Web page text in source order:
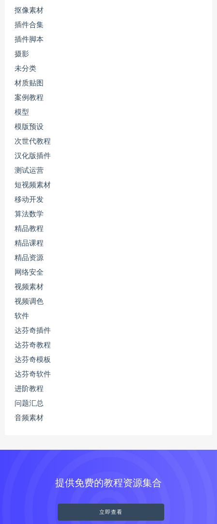
抠像素材
插件合集
插件脚本
摄影
未分类
材质贴图
案例教程
模型
模版预设
次世代教程
汉化版插件
测试运营
短视频素材
移动开发
算法数学
精品教程
精品课程
精品资源
网络安全
视频素材
视频调色
软件
达芬奇插件
达芬奇教程
达芬奇模板
达芬奇软件
进阶教程
问题汇总
音频素材
提供免费的教程资源集合
立即查看